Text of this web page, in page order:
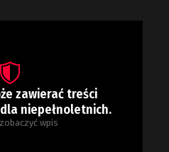
zawierać treści
niepełnoletnich.
wpis